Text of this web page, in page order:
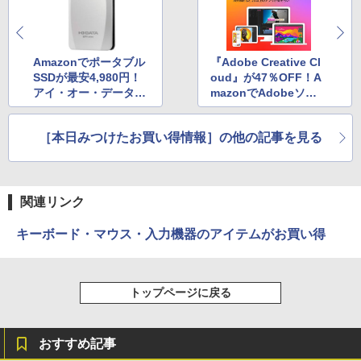
Amazonでポータブル
SSDが最安4,980円！
アイ・オー・データ機
器の限定セール
『Adobe Creative Cl
oud』が47％OFF！A
mazonでAdobeソフ
トのタイムセール
［本日みつけたお買い得情報］の他の記事を見る
関連リンク
キーボード・マウス・入力機器のアイテムがお買い得
トップページに戻る
おすすめ記事